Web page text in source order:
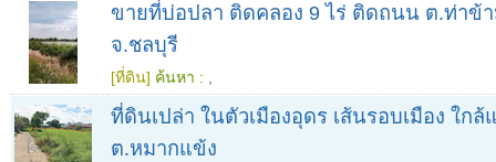
ขายที่บ่อปลา ติดคลอง 9 ไร่ ติดถนน ต.ท่าข้
จ.ชลบุรี
[ที่ดิน] ค้นหา :
ที่ดินเปล่า ในตัวเมืองอุดร เส้นรอบเมือง ใกล้
ต.หมากแข้ง